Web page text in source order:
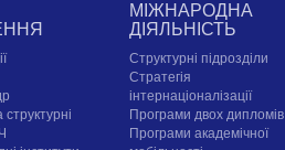
структурні
МІЖНАРОДНА
ДІЯЛЬНІСТЬ
Структурні підрозділи
Стратегія
інтернаціоналізації
Програми двох дипломів
Програми академічної